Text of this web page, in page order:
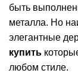
быть
металла. Но
элегантные
купить
любом стиле.